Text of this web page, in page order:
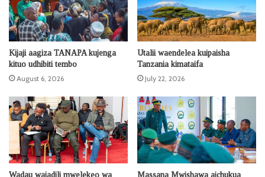
Kijaji aagiza TANAPA kujenga
kituo udhibiti tembo
August 6, 2026
Utalii waendelea kuipaisha
Tanzania kimataifa
July 22, 2026
Wadau wajadili mwelekeo wa
Massana Mwishawa aichukua